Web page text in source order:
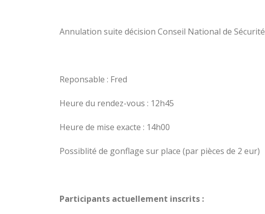
Annulation suite décision Conseil National de Sécurité
Reponsable : Fred
Heure du rendez-vous : 12h45
Heure de mise exacte : 14h00
Possiblité de gonflage sur place (par pièces de 2 eur)
Participants actuellement inscrits :